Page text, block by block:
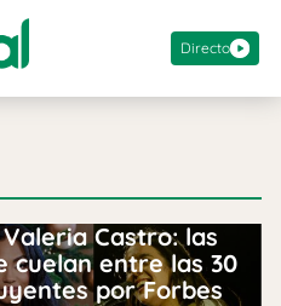
Directo
Castro: las
cuelan entre las 30
por Forbes